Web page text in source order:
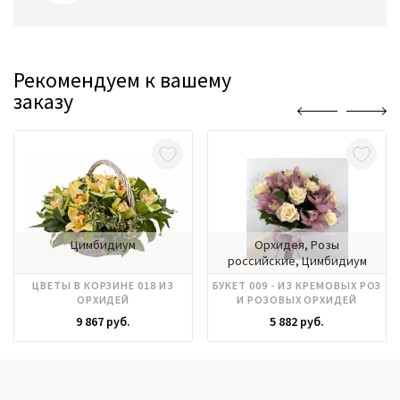
Рекомендуем к вашему
заказу
Цимбидиум
ЦВЕТЫ В КОРЗИНЕ 018 ИЗ
ОРХИДЕЙ
9 867 руб.
Орхидея, Розы
российские, Цимбидиум
БУКЕТ 009 - ИЗ КРЕМОВЫХ РОЗ
И РОЗОВЫХ ОРХИДЕЙ
5 882 руб.